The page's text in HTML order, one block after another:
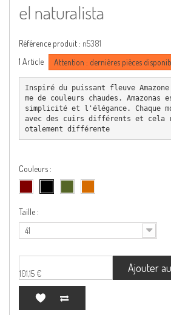
el naturalista
Référence produit : n5381
1 Article Attention : dernières pièces
Inspiré du puissant fleuve
me de couleurs chaudes.
simplicité et l'élégance. Chaque
avec des cuirs différents et cela
otalement différente
Couleurs :
Taille :
41
101,15 € Ajouter